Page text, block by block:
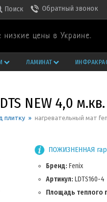
Обратный звонок
Поиск
цены в Украине.
ЛАМИНАТ
NEW 4,0
плитку » нагревательный мат
ПОЖИЗНЕННАЯ
Бренд: Fenix
Артикул: LDTS160-4
Площадь теплого